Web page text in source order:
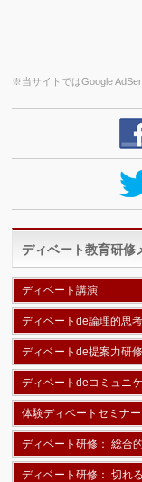
※当サイトではGoogle
ディベート教育研修
ディベート講演
ディベートde論理的思
ディベートde提案力研修
ディベートdeコミュニ
体験ディベートセミナー
ディベート研修： 総合
ディベート研修： 切れ